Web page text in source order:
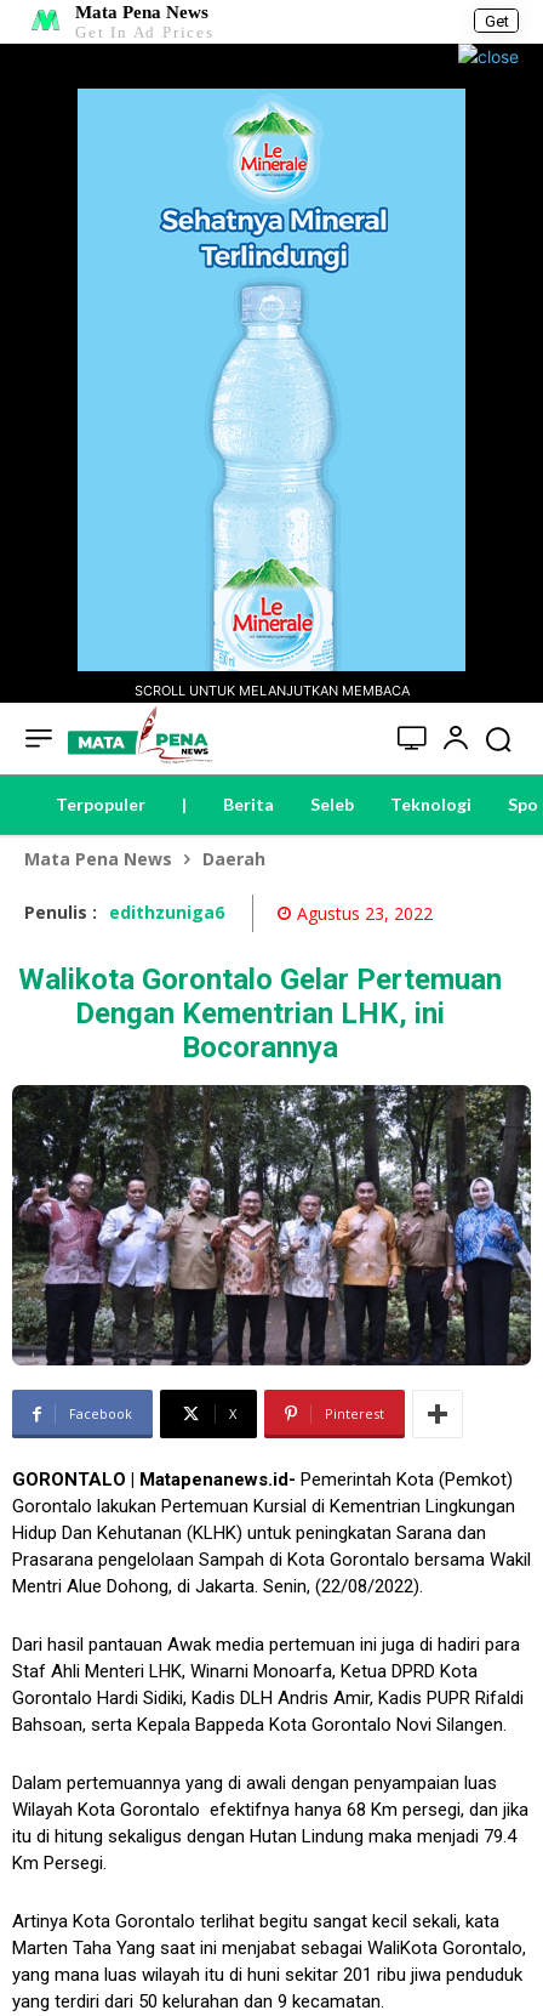
Get
Mata Pena News
Get In Ad Prices
SCROLL UNTUK MELANJUTKAN MEMBACA
Terpopuler | Berita Seleb Teknologi
Mata Pena News Daerah
Penulis : edithzuniga6 Agustus 23, 2022
Walikota Gorontalo Gelar Pertemuan
Dengan Kementrian LHK, ini
Bocorannya
Facebook X Pinterest
GORONTALO | Matapenanews.id- Pemerintah Kota (Pemkot)
Gorontalo lakukan Pertemuan Kursial di Kementrian Lingkungan
Hidup Dan Kehutanan (KLHK) untuk peningkatan Sarana dan
Prasarana pengelolaan Sampah di Kota Gorontalo bersama Wakil
Mentri Alue Dohong, di Jakarta. Senin, (22/08/2022).
Dari hasil pantauan Awak media pertemuan ini juga di hadiri para
Staf Ahli Menteri LHK, Winarni Monoarfa, Ketua DPRD Kota
Gorontalo Hardi Sidiki, Kadis DLH Andris Amir, Kadis PUPR Rifaldi
Bahsoan, serta Kepala Bappeda Kota Gorontalo Novi Silangen.
Dalam pertemuannya yang di awali dengan penyampaian luas
Wilayah Kota Gorontalo efektifnya hanya 68 Km persegi, dan jika
itu di hitung sekaligus dengan Hutan Lindung maka menjadi 79.4
Km Persegi.
Artinya Kota Gorontalo terlihat begitu sangat kecil sekali, kata
Marten Taha Yang saat ini menjabat sebagai WaliKota Gorontalo,
yang mana luas wilayah itu di huni sekitar 201 ribu jiwa penduduk
yang terdiri dari 50 kelurahan dan 9 kecamatan.